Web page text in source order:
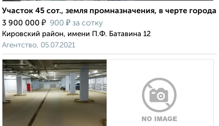
Участок 45 сот., земля промназначения, в черте города
3 900 000 ₽ 900 ₽ за сотку
Кировский район, имени П.Ф. Батавина 12
Агентство, 05.07.2021